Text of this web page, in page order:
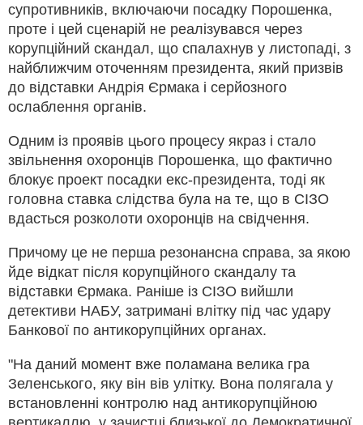
супротивників, включаючи посадку Порошенка,
проте і цей сценарій не реалізувався через
корупційний скандал, що спалахнув у листопаді, з
найближчим оточенням президента, який призвів
до відставки Андрія Єрмака і серйозного
ослаблення органів.
Одним із проявів цього процесу якраз і стало
звільнення охоронців Порошенка, що фактично
блокує проект посадки екс-президента, тоді як
головна ставка слідства була на те, що в СІЗО
вдасться розколоти охоронців на свідчення.
Причому це не перша резонансна справа, за якою
йде відкат після корупційного скандалу та
відставки Єрмака. Раніше із СІЗО вийшли
детективи НАБУ, затримані влітку під час удару
Банкової по антикорупційних органах.
"На даний момент вже поламана велика гра
Зеленського, яку він вів улітку. Вона полягала у
встановленні контролю над антикорупційною